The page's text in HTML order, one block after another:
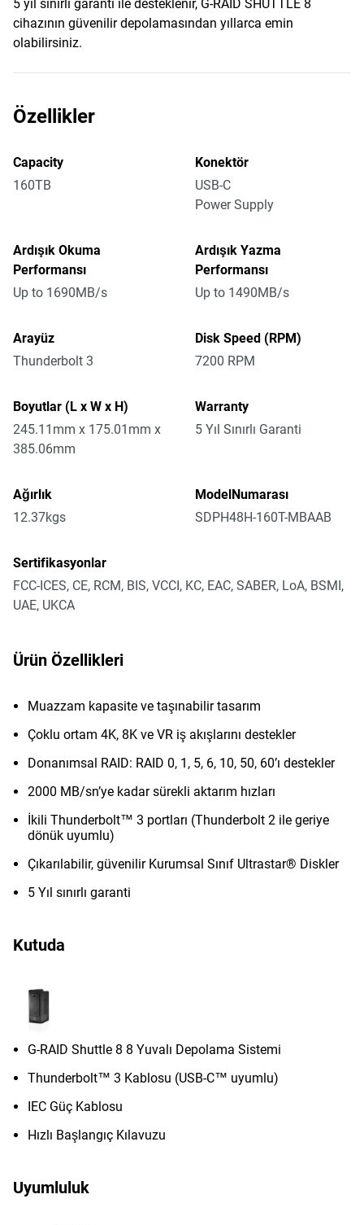
5 yıl sınırlı garanti ile desteklenir, G-RAID SHUTTLE 8
cihazının güvenilir depolamasından yıllarca emin
olabilirsiniz.
Özellikler
Capacity
160TB
Konektör
USB-C
Power Supply
Ardışık Okuma
Performansı
Up to 1690MB/s
Ardışık Yazma
Performansı
Up to 1490MB/s
Arayüz
Thunderbolt 3
Disk Speed (RPM)
7200 RPM
Boyutlar (L x W x H)
245.11mm x 175.01mm x
385.06mm
Warranty
5 Yıl Sınırlı Garanti
Ağırlık
12.37kgs
ModelNumarası
SDPH48H-160T-MBAAB
Sertifikasyonlar
FCC-ICES, CE, RCM, BIS, VCCI, KC, EAC, SABER, LoA, BSMI,
UAE, UKCA
Ürün Özellikleri
Muazzam kapasite ve taşınabilir tasarım
Çoklu ortam 4K, 8K ve VR iş akışlarını destekler
Donanımsal RAID: RAID 0, 1, 5, 6, 10, 50, 60’ı destekler
2000 MB/sn’ye kadar sürekli aktarım hızları
İkili Thunderbolt™ 3 portları (Thunderbolt 2 ile geriye
dönük uyumlu)
Çıkarılabilir, güvenilir Kurumsal Sınıf Ultrastar® Diskler
5 Yıl sınırlı garanti
Kutuda
G-RAID Shuttle 8 8 Yuvalı Depolama Sistemi
Thunderbolt™ 3 Kablosu (USB-C™ uyumlu)
IEC Güç Kablosu
Hızlı Başlangıç Kılavuzu
Uyumluluk